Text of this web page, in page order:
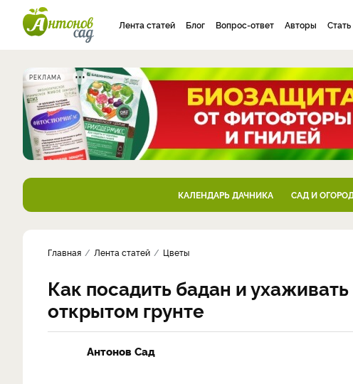
Лента статей Блог Вопрос-ответ Авторы
РЕКЛАМА
КАЛЕНДАРЬ ДАЧНИКА САД И
Главная Лента статей Цветы
Как посадить бадан и
открытом грунте
Антонов Сад